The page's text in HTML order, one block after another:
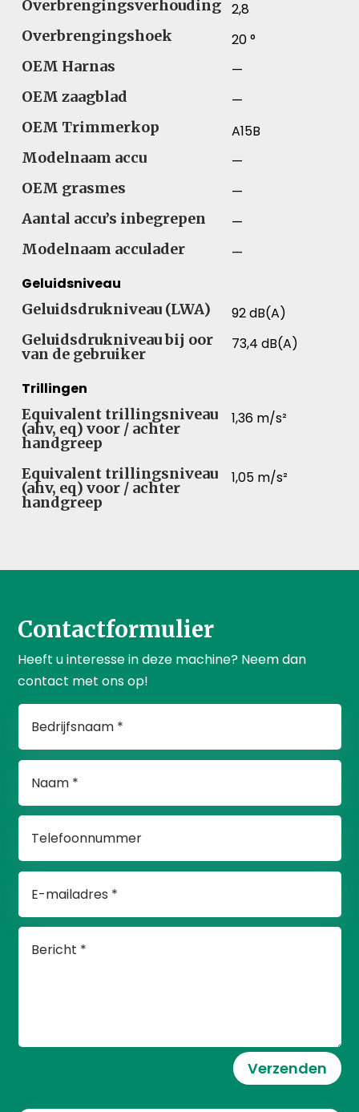
Overbrengingsverhouding 2,8
Overbrengingshoek
20 °
OEM Harnas
—
OEM zaagblad
—
OEM Trimmerkop
A15B
Modelnaam accu
—
OEM grasmes
—
Aantal accu’s inbegrepen
—
Modelnaam acculader
—
Geluidsniveau
Geluidsdrukniveau (LWA)
92 dB(A)
Geluidsdrukniveau bij oor
van de gebruiker
73,4 dB(A)
Trillingen
Equivalent trillingsniveau
(ahv, eq) voor / achter
handgreep
1,36 m/s²
Equivalent trillingsniveau
(ahv, eq) voor / achter
handgreep
1,05 m/s²
Contactformulier
Heeft u interesse in deze machine? Neem dan
contact met ons op!
Verzenden